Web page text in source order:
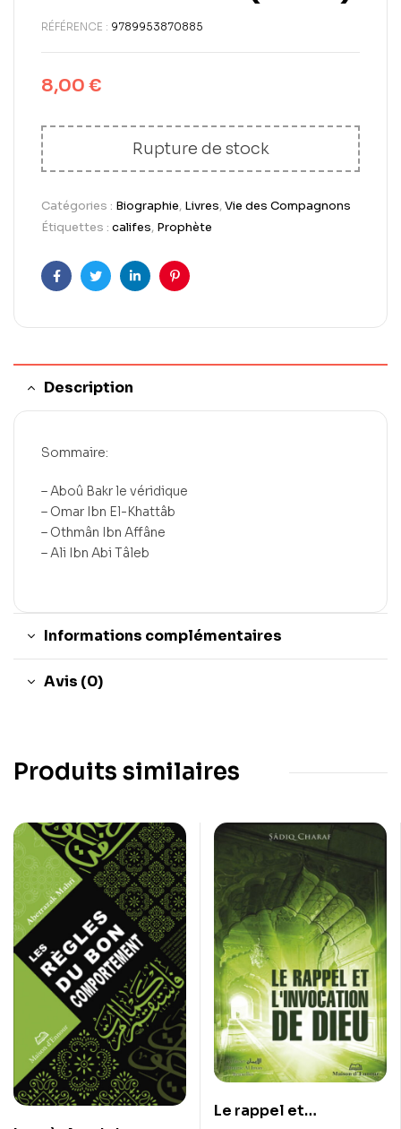
RÉFÉRENCE : 9789953870885
8,00 €
Rupture de stock
Catégories : Biographie, Livres,Vie des Compagnons
Étiquettes : califes, Prophète
FacebookTwitterLinkedInPinterest
Description
Sommaire:
– Aboû Bakr le véridique
– Omar Ibn El-Khattâb
– Othmân Ibn Affâne
– Ali Ibn Abi Tâleb
Informations complémentaires
Avis (0)
Produits similaires
Le rappel et